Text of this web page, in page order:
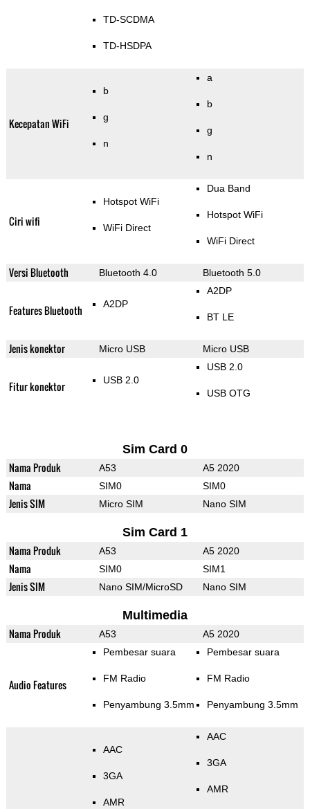
TD-SCDMA
TD-HSDPA
Kecepatan WiFi
b
g
n
a
b
g
n
Ciri wifi
Hotspot WiFi
WiFi Direct
Dua Band
Hotspot WiFi
WiFi Direct
Versi Bluetooth Bluetooth 4.0 Bluetooth 5.0
Features Bluetooth A2DP
A2DP
BT LE
Jenis konektor Micro USB Micro USB
Fitur konektor USB 2.0
USB 2.0
USB OTG
Sim Card 0
Nama Produk A53 A5 2020
Nama SIM0 SIM0
Jenis SIM Micro SIM Nano SIM
Sim Card 1
Nama Produk A53 A5 2020
Nama SIM0 SIM1
Jenis SIM Nano SIM/MicroSD Nano SIM
Multimedia
Nama Produk A53 A5 2020
Audio Features
Pembesar suara
FM Radio
Penyambung 3.5mm
Pembesar suara
FM Radio
Penyambung 3.5mm
AAC
3GA
AMR
AAC
3GA
AMR